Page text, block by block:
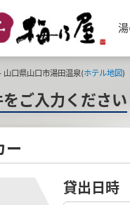
山口県山口市湯田温泉(ホテル地図)
ご入力ください
ー
貸出日時